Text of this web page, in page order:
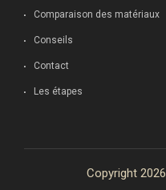
Comparaison des matériaux
Conseils
Contact
Les étapes
Copyright 2026